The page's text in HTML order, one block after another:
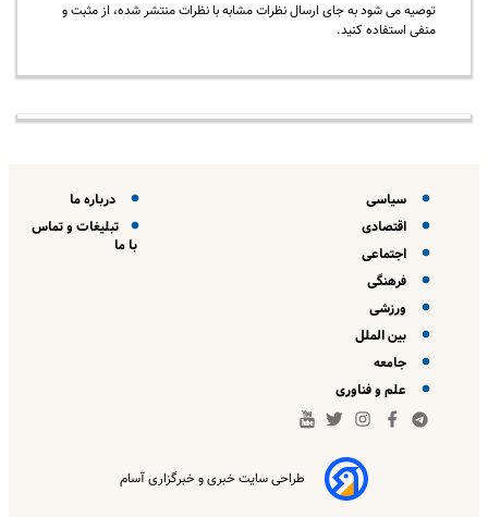
توصیه می شود به جای ارسال نظرات مشابه با نظرات منتشر شده، از مثبت و
منفی استفاده کنید.
سیاسی
اقتصادی
اجتماعی
فرهنگی
ورزشی
بین الملل
جامعه
علم و فناوری
درباره ما
تبلیغات و تماس
با ما
طراحی سایت خبری و خبرگزاری آسام